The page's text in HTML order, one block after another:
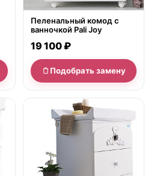
Пеленальный комод с
ванночкой Pali Joy
19 100 ₽
Подобрать замену
нет в продаже